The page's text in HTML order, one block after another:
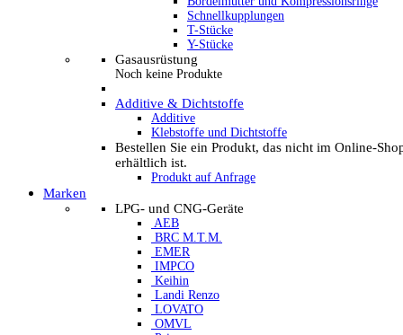
Schnellkupplungen
T-Stücke
Y-Stücke
Gasausrüstung
Noch keine Produkte
Additive & Dichtstoffe
Additive
Klebstoffe und Dichtstoffe
Bestellen Sie ein Produkt, das nicht im Online-
erhältlich ist.
Produkt auf Anfrage
Marken
LPG- und CNG-Geräte
AEB
BRC M.T.M.
EMER
IMPCO
Keihin
Landi Renzo
LOVATO
OMVL